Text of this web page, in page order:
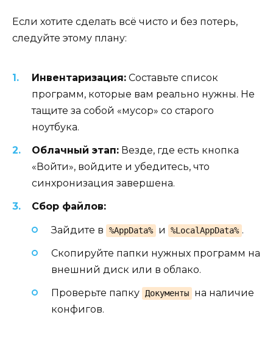
Если хотите сделать всё чисто и без потерь,
следуйте этому плану:
Инвентаризация: Составьте список
программ, которые вам реально нужны. Не
тащите за собой «мусор» со старого
ноутбука.
Облачный этап: Везде, где есть кнопка
«Войти», войдите и убедитесь, что
синхронизация завершена.
Сбор файлов:
Зайдите в %AppData% и %LocalAppData% .
Скопируйте папки нужных программ на
внешний диск или в облако.
Проверьте папку Документы
на наличие
конфигов.